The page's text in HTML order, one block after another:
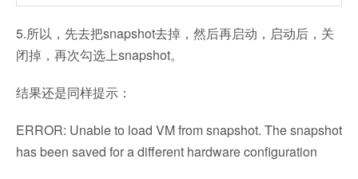
5.所以，先去把snapshot去掉，然后再启动，启动后，关
闭掉，再次勾选上snapshot。
结果还是同样提示：
ERROR: Unable to load VM from snapshot. The snapshot
has been saved for a different hardware configuration